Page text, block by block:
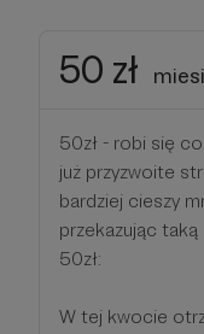
50 zł
50zł - robi się
już przyzwoite
bardziej cieszy
przekazując
50zł:
W tej kwocie